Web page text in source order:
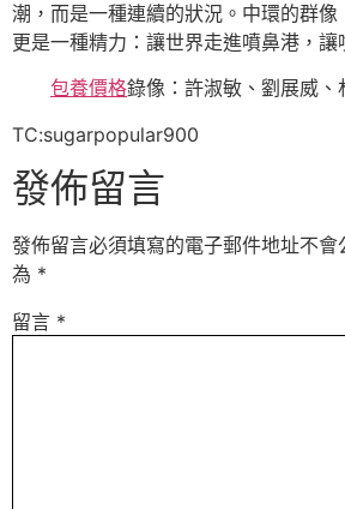
潮，而是一種連續的狀況。中環的群像
更是一種精力：讓世界走進噴鼻港，讓
包養價格錄像：許淑敏、劉展威、
TC:sugarpopular900
發佈留言
發佈留言必須填寫的電子郵件地址不會
為 *
留言 *